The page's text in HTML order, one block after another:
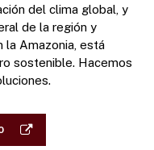
del clima global, y
de la región y
Amazonia, está
sostenible. Hacemos